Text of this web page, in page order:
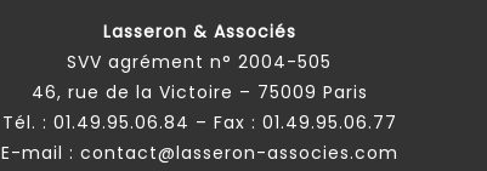
Lasseron & Associés
SVV agrément n° 2004-505
46, rue de la Victoire – 75009 Paris
Tél. : 01.49.95.06.84 – Fax : 01.49.95.06.77
E-mail : contact@lasseron-associes.com